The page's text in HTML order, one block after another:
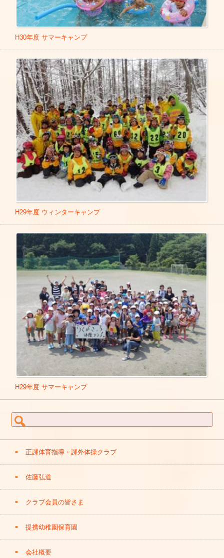
H30年度 サマーキャンプ
H29年度 ウィンターキャンプ
H29年度 サマーキャンプ
検索:
正課体育指導・課外体操クラブ
佐藤弘道
クラブ会員の皆さま
提携幼稚園保育園
会社概要